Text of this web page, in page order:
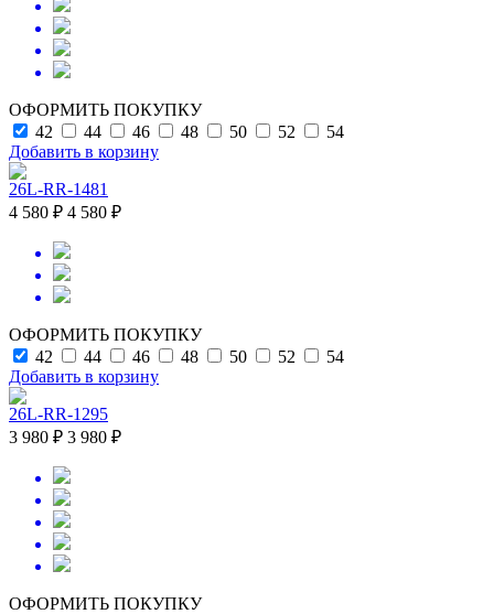
ОФОРМИТЬ ПОКУПКУ
42
44 46 48 50 52
54
Добавить в корзину
26L-RR-1481
4 580 ₽ 4 580 ₽
ОФОРМИТЬ ПОКУПКУ
42
44 46 48 50 52
54
Добавить в корзину
26L-RR-1295
3 980 ₽ 3 980 ₽
ОФОРМИТЬ ПОКУПКУ